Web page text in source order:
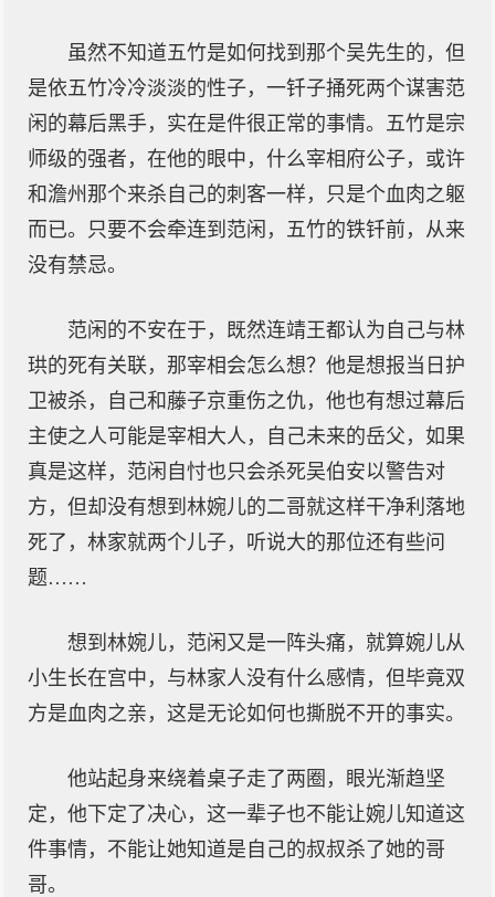
虽然不知道五竹是如何找到那个吴先生的，但
是依五竹冷冷淡淡的性子，一钎子捅死两个谋害范
闲的幕后黑手，实在是件很正常的事情。五竹是宗
师级的强者，在他的眼中，什么宰相府公子，或许
和澹州那个来杀自己的刺客一样，只是个血肉之躯
而已。只要不会牵连到范闲，五竹的铁钎前，从来
没有禁忌。
范闲的不安在于，既然连靖王都认为自己与林
珙的死有关联，那宰相会怎么想？他是想报当日护
卫被杀，自己和藤子京重伤之仇，他也有想过幕后
主使之人可能是宰相大人，自己未来的岳父，如果
真是这样，范闲自忖也只会杀死吴伯安以警告对
方，但却没有想到林婉儿的二哥就这样干净利落地
死了，林家就两个儿子，听说大的那位还有些问
题……
想到林婉儿，范闲又是一阵头痛，就算婉儿从
小生长在宫中，与林家人没有什么感情，但毕竟双
方是血肉之亲，这是无论如何也撕脱不开的事实。
他站起身来绕着桌子走了两圈，眼光渐趋坚
定，他下定了决心，这一辈子也不能让婉儿知道这
件事情，不能让她知道是自己的叔叔杀了她的哥
哥。